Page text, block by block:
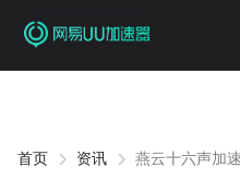
首页 资讯 燕云十六声加